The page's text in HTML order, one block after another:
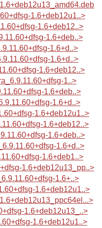
1.6+deb12u1..>
1.6+deb12..>
1.6+deb..>
1.6+d..>
1.6+d..>
1.6+deb12..>
1..>
1.6+deb..>
1.6+d..>
1.6+deb12u1..>
1.6+deb12..>
1.6+deb..>
1.6+d..>
1.6+deb1..>
1.6+deb12u13_pp..>
1.6+..>
1.6+deb12u1..>
1.6+deb12u13_..>
1.6+deb12u1..>